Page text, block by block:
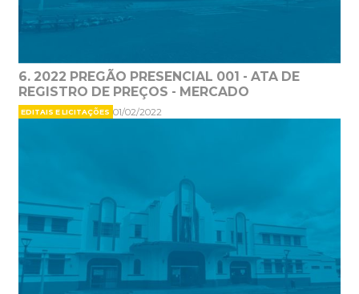
6. 2022 PREGÃO PRESENCIAL 001 - ATA DE
REGISTRO DE PREÇOS - MERCADO
EDITAIS E LICITAÇÕES 01/02/2022